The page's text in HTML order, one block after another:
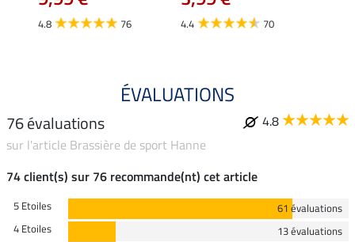
4.8 76 4.4 70
ÉVALUATIONS
76 évaluations
4.8
sur l'article Brassière de sport Hanne
74 client(s) sur 76 recommande(nt) cet article
5 Etoiles
61 évaluations
4 Etoiles
13 évaluations